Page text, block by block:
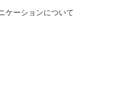
ケーションについて